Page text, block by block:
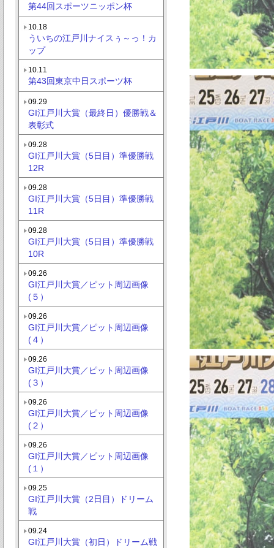
第44回スポーツニッポン杯
10.18
ういちの江戸川ナイスぅ～っ！カ
ップ
10.11
第43回東京中日スポーツ杯
09.29
GI江戸川大賞（最終日）優勝戦＆
表彰式
09.28
GI江戸川大賞（5日目）準優勝戦
12R
09.28
GI江戸川大賞（5日目）準優勝戦
11R
09.28
GI江戸川大賞（5日目）準優勝戦
10R
09.26
GI江戸川大賞／ピット周辺画像
(５）
09.26
GI江戸川大賞／ピット周辺画像
(４）
09.26
GI江戸川大賞／ピット周辺画像
(３）
09.26
GI江戸川大賞／ピット周辺画像
(２）
09.26
GI江戸川大賞／ピット周辺画像
(１）
09.25
GI江戸川大賞（2日目）ドリーム
戦
09.24
GI江戸川大賞（初日）ドリーム戦